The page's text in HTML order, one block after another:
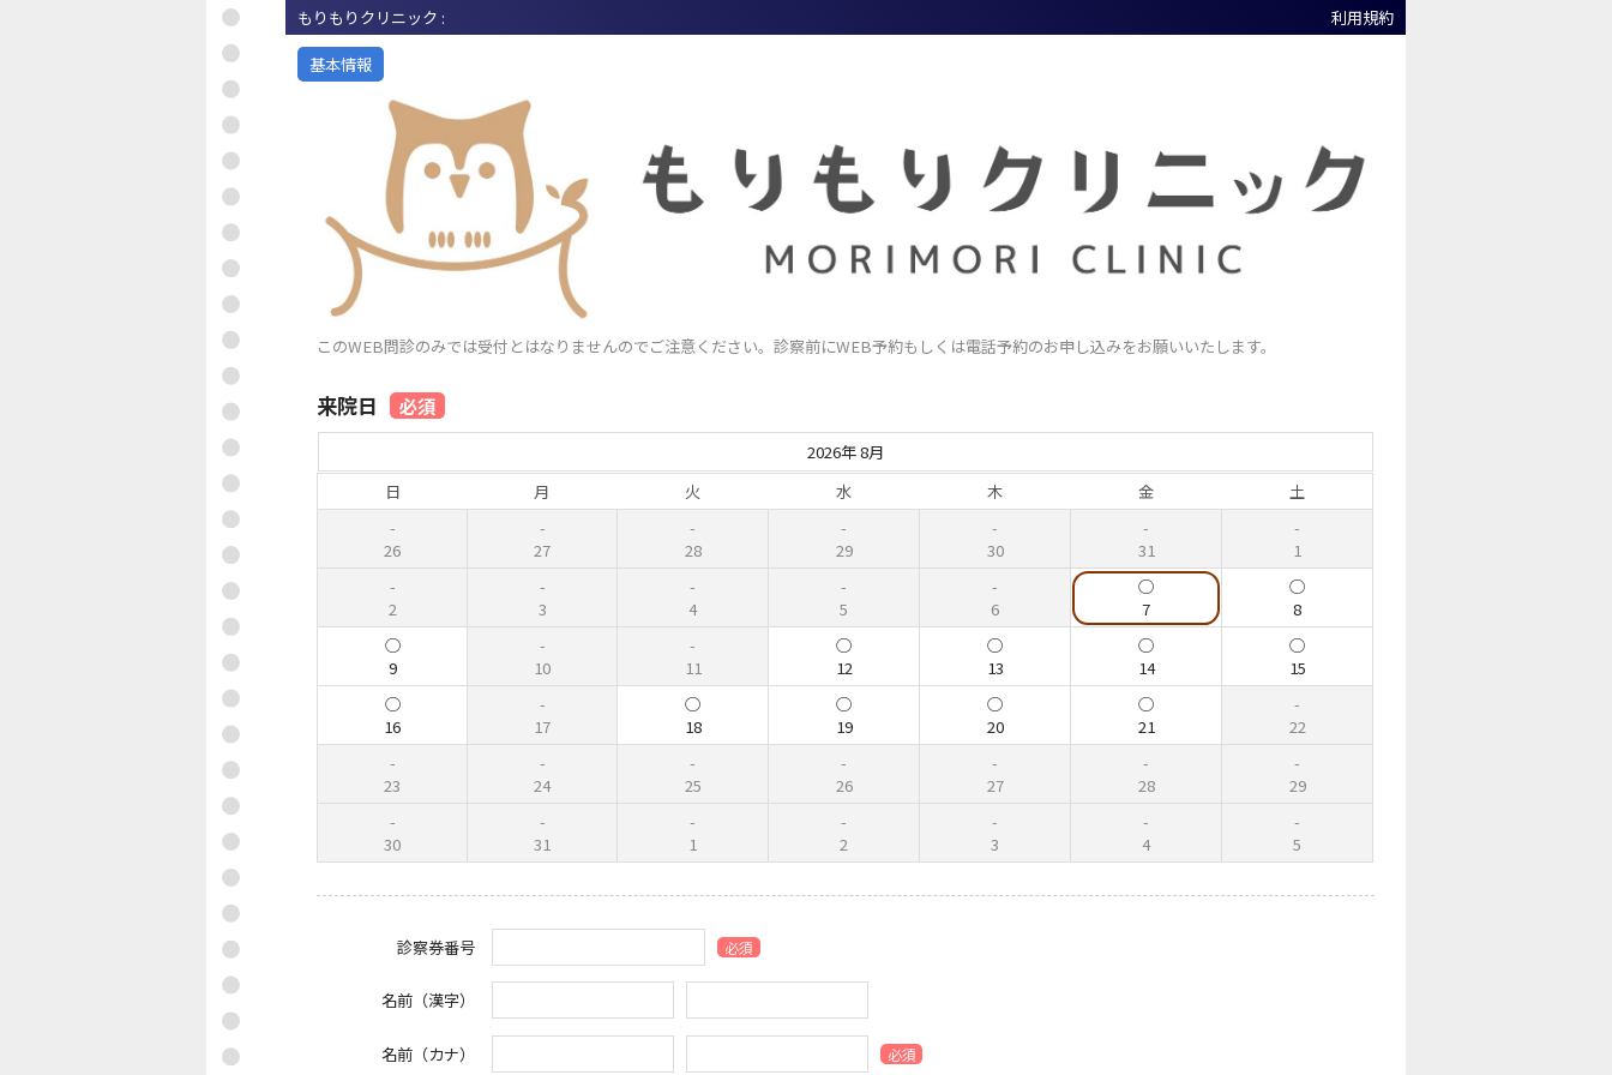
もりもりクリニック : 利用規約
基本情報
このWEB問診のみでは受付とはなりませんのでご注意ください。診察前にWEB予約もしくは電話予約のお申し込みをお願いいたします。
来院日 必須
2026年 8月
日
月 火 水 木 金 土
26 27 28 29 30 31 1
2 3 4 5 6 7 8
9 10 11 12 13 14 15
16 17 18 19 20 21 22
23 24 25 26 27 28 29
30 31 1 2 3 4 5
診察券番号 必須
名前（漢字）
名前（カナ） 必須